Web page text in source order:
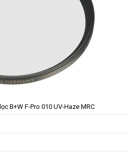
B+W F-Pro 010 UV-Haze MRC